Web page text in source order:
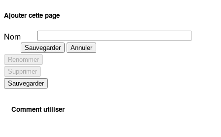
Ajouter cette page
Nom
Sauvegarder
Annuler
Renommer
Supprimer
Sauvegarder
Comment utiliser